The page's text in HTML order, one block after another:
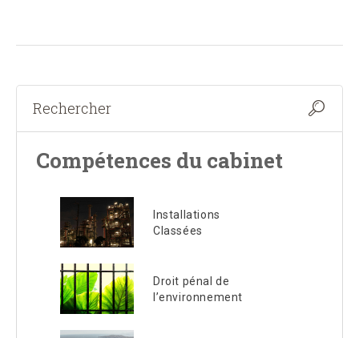
Compétences du cabinet
Installations
Classées
Droit pénal de
l’environnement